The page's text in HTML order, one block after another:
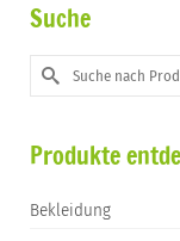
Suche
Suche
nach:
Produkte
Bekleidung